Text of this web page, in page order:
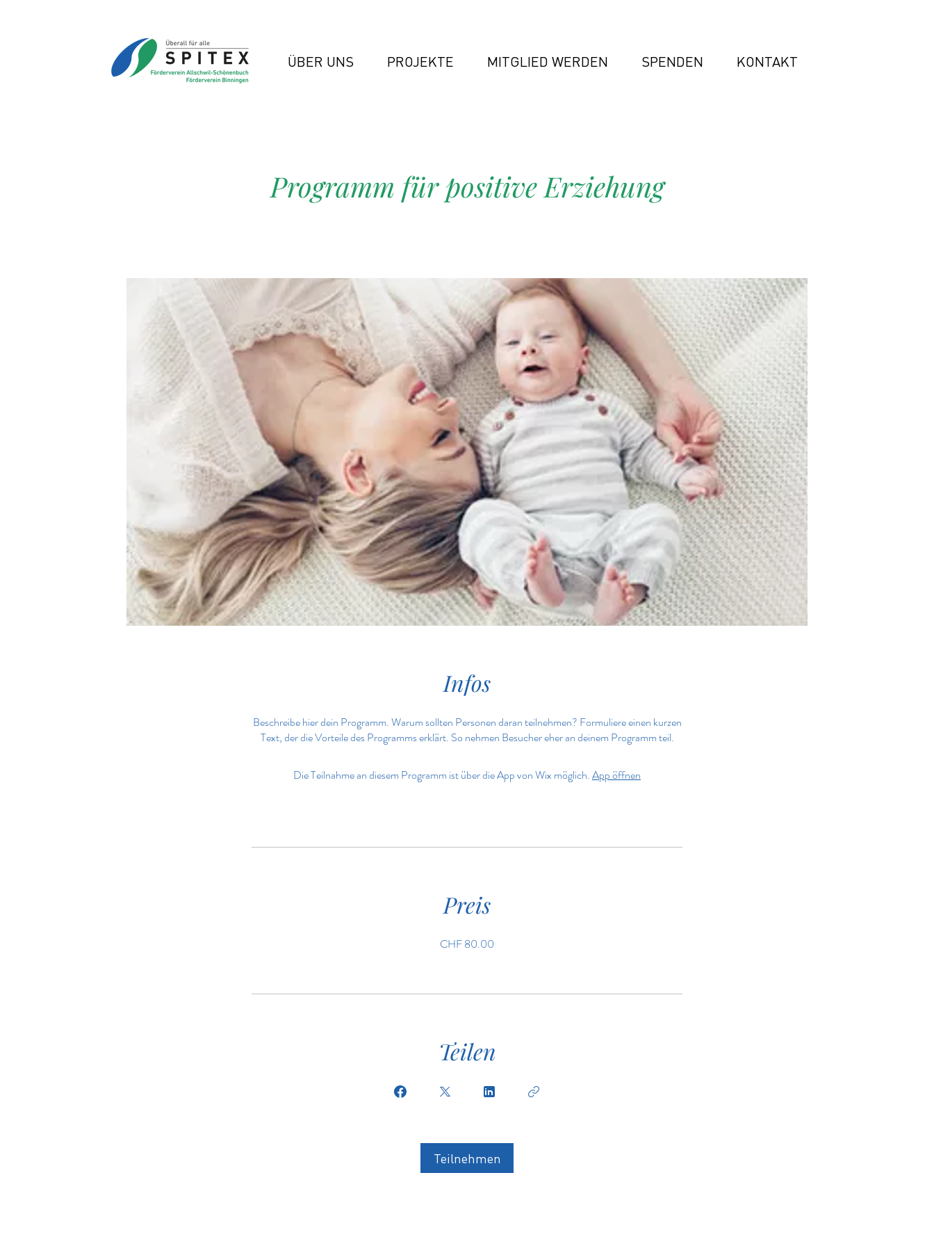
ÜBER UNS PROJEKTE MITGLIED WERDEN SPENDEN KONTAKT
Programm für positive Erziehung
Infos
Beschreibe hier dein Programm. Warum sollten Personen daran teilnehmen? Formuliere einen kurzen
Text, der die Vorteile des Programms erklärt. So nehmen Besucher eher an deinem Programm teil.
Die Teilnahme an diesem Programm ist über die App von Wix möglich.App öffnen
Preis
CHF 80.00
Teilen
Teilnehmen